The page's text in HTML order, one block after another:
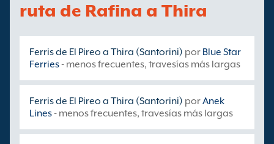
ruta de Rafina a Thira
Ferris de El Pireo a Thira (Santorini) por Blue Star
Ferries- menos frecuentes, travesías más largas
Ferris de El Pireo a Thira (Santorini) porAnek
Lines- menos frecuentes, travesías más largas